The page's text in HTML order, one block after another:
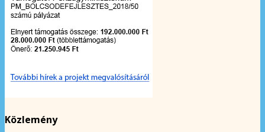
Közlemény